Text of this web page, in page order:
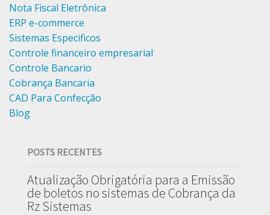
Nota Fiscal Eletrônica
ERP e-commerce
Sistemas Especificos
Controle financeiro empresarial
Controle Bancario
Cobrança Bancaria
CAD Para Confecção
Blog
POSTS RECENTES
Atualização Obrigatória para a Emissão
de boletos no sistemas de Cobrança da
Rz Sistemas